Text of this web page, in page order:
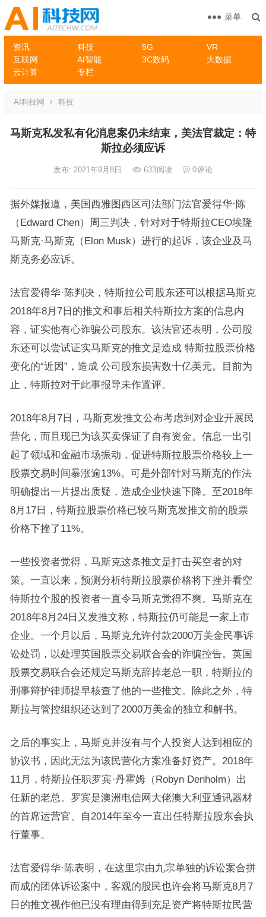
资讯 科技 5G
VR
互联网
AI智能 3C数码
大数据
云计算
专栏
菜单
AI科技网 科技
马斯克私发私有化消息案仍未结束，美法官裁定：特
斯拉必须应诉
发布: 2021年9月8日 633阅读 0评论
据外媒报道，美国西雅图西区司法部门法官爱得华·陈
（Edward Chen）周三判决，针对对于特斯拉CEO埃隆
马斯克·马斯克（Elon Musk）进行的起诉，该企业及马
斯克务必应诉。
法官爱得华·陈判决，特斯拉公司股东还可以根据马斯克
2018年8月7日的推文和事后相关特斯拉方案的信息内
容，证实他有心诈骗公司股东。该法官还表明，公司股
东还可以尝试证实马斯克的推文是造成 特斯拉股票价格
变化的“近因”，造成 公司股东损害数十亿美元。目前为
止，特斯拉对于此事报导未作置评。
2018年8月7日，马斯克发推文公布考虑到对企业开展民
营化，而且现已为该买卖保证了自有资金。信息一出引
起了领域和金融市场振动，促进特斯拉股票价格较上一
股票交易时间暴涨逾13%。可是外部针对马斯克的作法
明确提出一片提出质疑，造成企业快速下降。至2018年
8月17日，特斯拉股票价格已较马斯克发推文前的股票
价格下挫了11%。
一些投资者觉得，马斯克这条推文是打击买空者的对
策。一直以来，预测分析特斯拉股票价格将下挫并看空
特斯拉个股的投资者一直令马斯克觉得不爽。马斯克在
2018年8月24日又发推文称，特斯拉仍可能是一家上市
企业。一个月以后，马斯克允许付款2000万美金民事诉
讼处罚，以处理英国股票交易联合会的诈骗控告。英国
股票交易联合会还规定马斯克辞掉老总一职，特斯拉的
刑事辩护律师提早核查了他的一些推文。除此之外，特
斯拉与管控组织还达到了2000万美金的独立和解书。
之后的事实上，马斯克并沒有与个人投资人达到相应的
协议书，因此无法为该民营化方案准备好资产。2018年
11月，特斯拉任职罗宾·丹霍姆（Robyn Denholm）出
任新的老总。罗宾是澳洲电信网大佬澳大利亚通讯器材
的首席运营官、自2014年至今一直出任特斯拉股东会执
行董事。
法官爱得华·陈表明，在这里宗由九宗单独的诉讼案合拼
而成的团体诉讼案中，客观的股民也许会将马斯克8月7
日的推文视作他已没有理由得到充足资产将特斯拉民营